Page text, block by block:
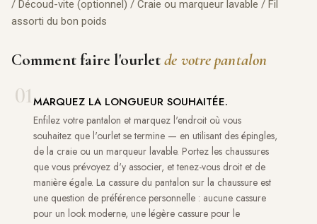
/ Découd-vite (optionnel) / Craie ou marqueur lavable / Fil
assorti du bon poids
Comment faire l'ourletde votre pantalon
01MARQUEZ LA LONGUEUR SOUHAITÉE.
Enfilez votre pantalon et marquez l'endroit où vous
souhaitez que l'ourlet se termine — en utilisant des épingles,
de la craie ou un marqueur lavable. Portez les chaussures
que vous prévoyez d'y associer, et tenez-vous droit et de
manière égale. La cassure du pantalon sur la chaussure est
une question de préférence personnelle : aucune cassure
pour un look moderne, une légère cassure pour le